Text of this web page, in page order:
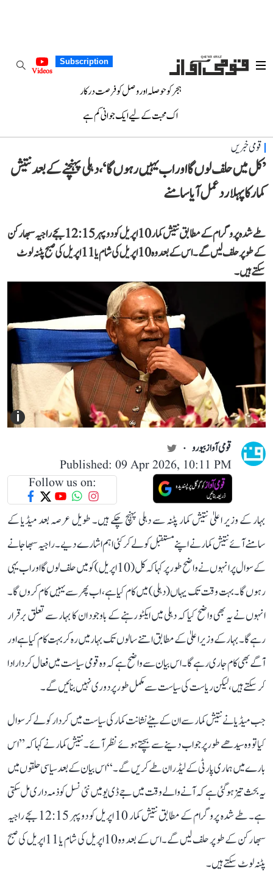
Subscription
Videos
ہجر کو حوصلہ اور وصل کو فرصت درکار
اک محبت کے لیے ایک جوانی کم ہے
قومی خبریں
’کل میں حلف لوں گا اور اب یہیں رہوں گا‘، دہلی پہنچنے کے بعد نتیش
کمار کا پہلا ردعمل آیا سامنے
طے شدہ پروگرام کے مطابق نتیش کمار 10 اپریل کو دوپہر 12:15 بجے راجیہ سبھا رکن
کے طو پر حلف لیں گے۔ اس کے بعد وہ 10 اپریل کی شام یا 11 اپریل کی صبح پٹنہ لوٹ
سکتے ہیں۔
i
قومی آواز بیورو
Published: 09 Apr 2026, 10:11 PM
Follow us on:
بہار کے وزیر اعلیٰ نتیش کمار پٹنہ سے دہلی پہنچ چکے ہیں۔ طویل عرصہ بعد میڈیا کے
سامنے آئے نتیش کمار نے اپنے مستقبل کو لے کر کئی اہم اشارے دیے۔ راجیہ سبھا جانے
کے سوال پر انہوں نے واضح طور پر کہا کہ کل (10 اپریل) کو میں حلف لوں گا اور اب یہی
رہوں گا۔ بہت وقت تک یہاں (دہلی) میں کام کیا ہے، اب پھر سے یہیں کام کروں گا۔
انہوں نے یہ بھی واضح کیا کہ دہلی میں ایکٹو رہنے کے باوجود ان کا بہار سے تعلق برقرار
رہے گا۔ بہار کے وزیر اعلیٰ کے مطابق اتنے سالوں تک بہار میں رہ کر بہت کام کیا ہے اور
آگے بھی کام جاری رہے گا۔ اس بیان سے واضح ہے کہ وہ قومی سیاست میں فعال کردار ادا
کر سکتے ہیں، لیکن ریاست کی سیاست سے مکمل طور پر دوری نہیں بنائیں گے۔
جب میڈیا نے نتیش کمار سے ان کے بیٹے نشانت کمار کی سیاست میں کردار کو لے کر سوال
کیا تو وہ سیدھے طور پر جواب دینے سے بچتے ہوئے نظر آئے۔ نتیش کمار نے کہا کہ ’’اس
بارے میں ہماری پارٹی کے لیڈران طے کریں گے۔‘‘ اس بیان کے بعد سیاسی حلقوں میں
یہ بحث تیز ہو گئی ہے کہ آنے والے وقت میں جے ڈی یو میں نئی نسل کو ذمہ داری مل سکتی
ہے۔ طے شدہ پروگرام کے مطابق نتیش کمار 10 اپریل کو دوپہر 12:15 بجے راجیہ
سبھا رکن کے طو پر حلف لیں گے۔ اس کے بعد وہ 10 اپریل کی شام یا 11 اپریل کی صبح
پٹنہ لوٹ سکتے ہیں۔